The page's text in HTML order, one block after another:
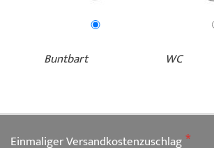
Buntbart WC
Einmaliger Versandkostenzuschlag